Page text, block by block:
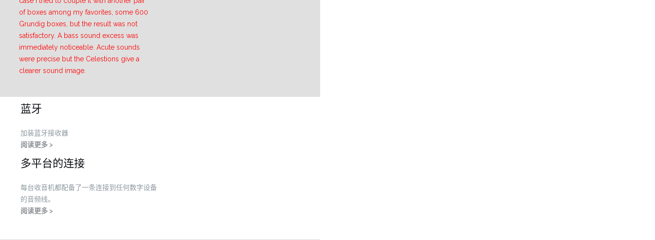
of boxes among my favorites, some 600
Grundig boxes, but the result was not
satisfactory. A bass sound excess was
immediately noticeable. Acute sounds
were precise but the Celestions give a
clearer sound image.
蓝牙
加装蓝牙接收器
阅读更多 >
多平台的连接
每台收音机都配备了一条连接到任何数字设备
的音频线。
阅读更多 >